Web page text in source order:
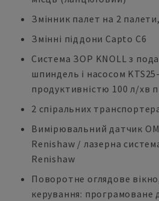
Змінник палет на 2
Змінні піддони Capto C6
Система ЗОР KNOLL з
шпиндель і насосом
продуктивністю 100 л/хв
2 спіральних
Вимірювальний датчик
Renishaw / лазерна
Renishaw
Поворотне оглядове
керування: програмоване